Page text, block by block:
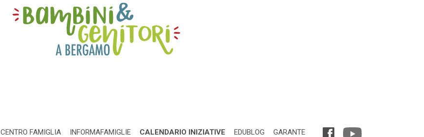
CENTRO FAMIGLIA INFORMAFAMIGLIE CALENDARIO INIZIATIVE EDUBLOG GARANTE